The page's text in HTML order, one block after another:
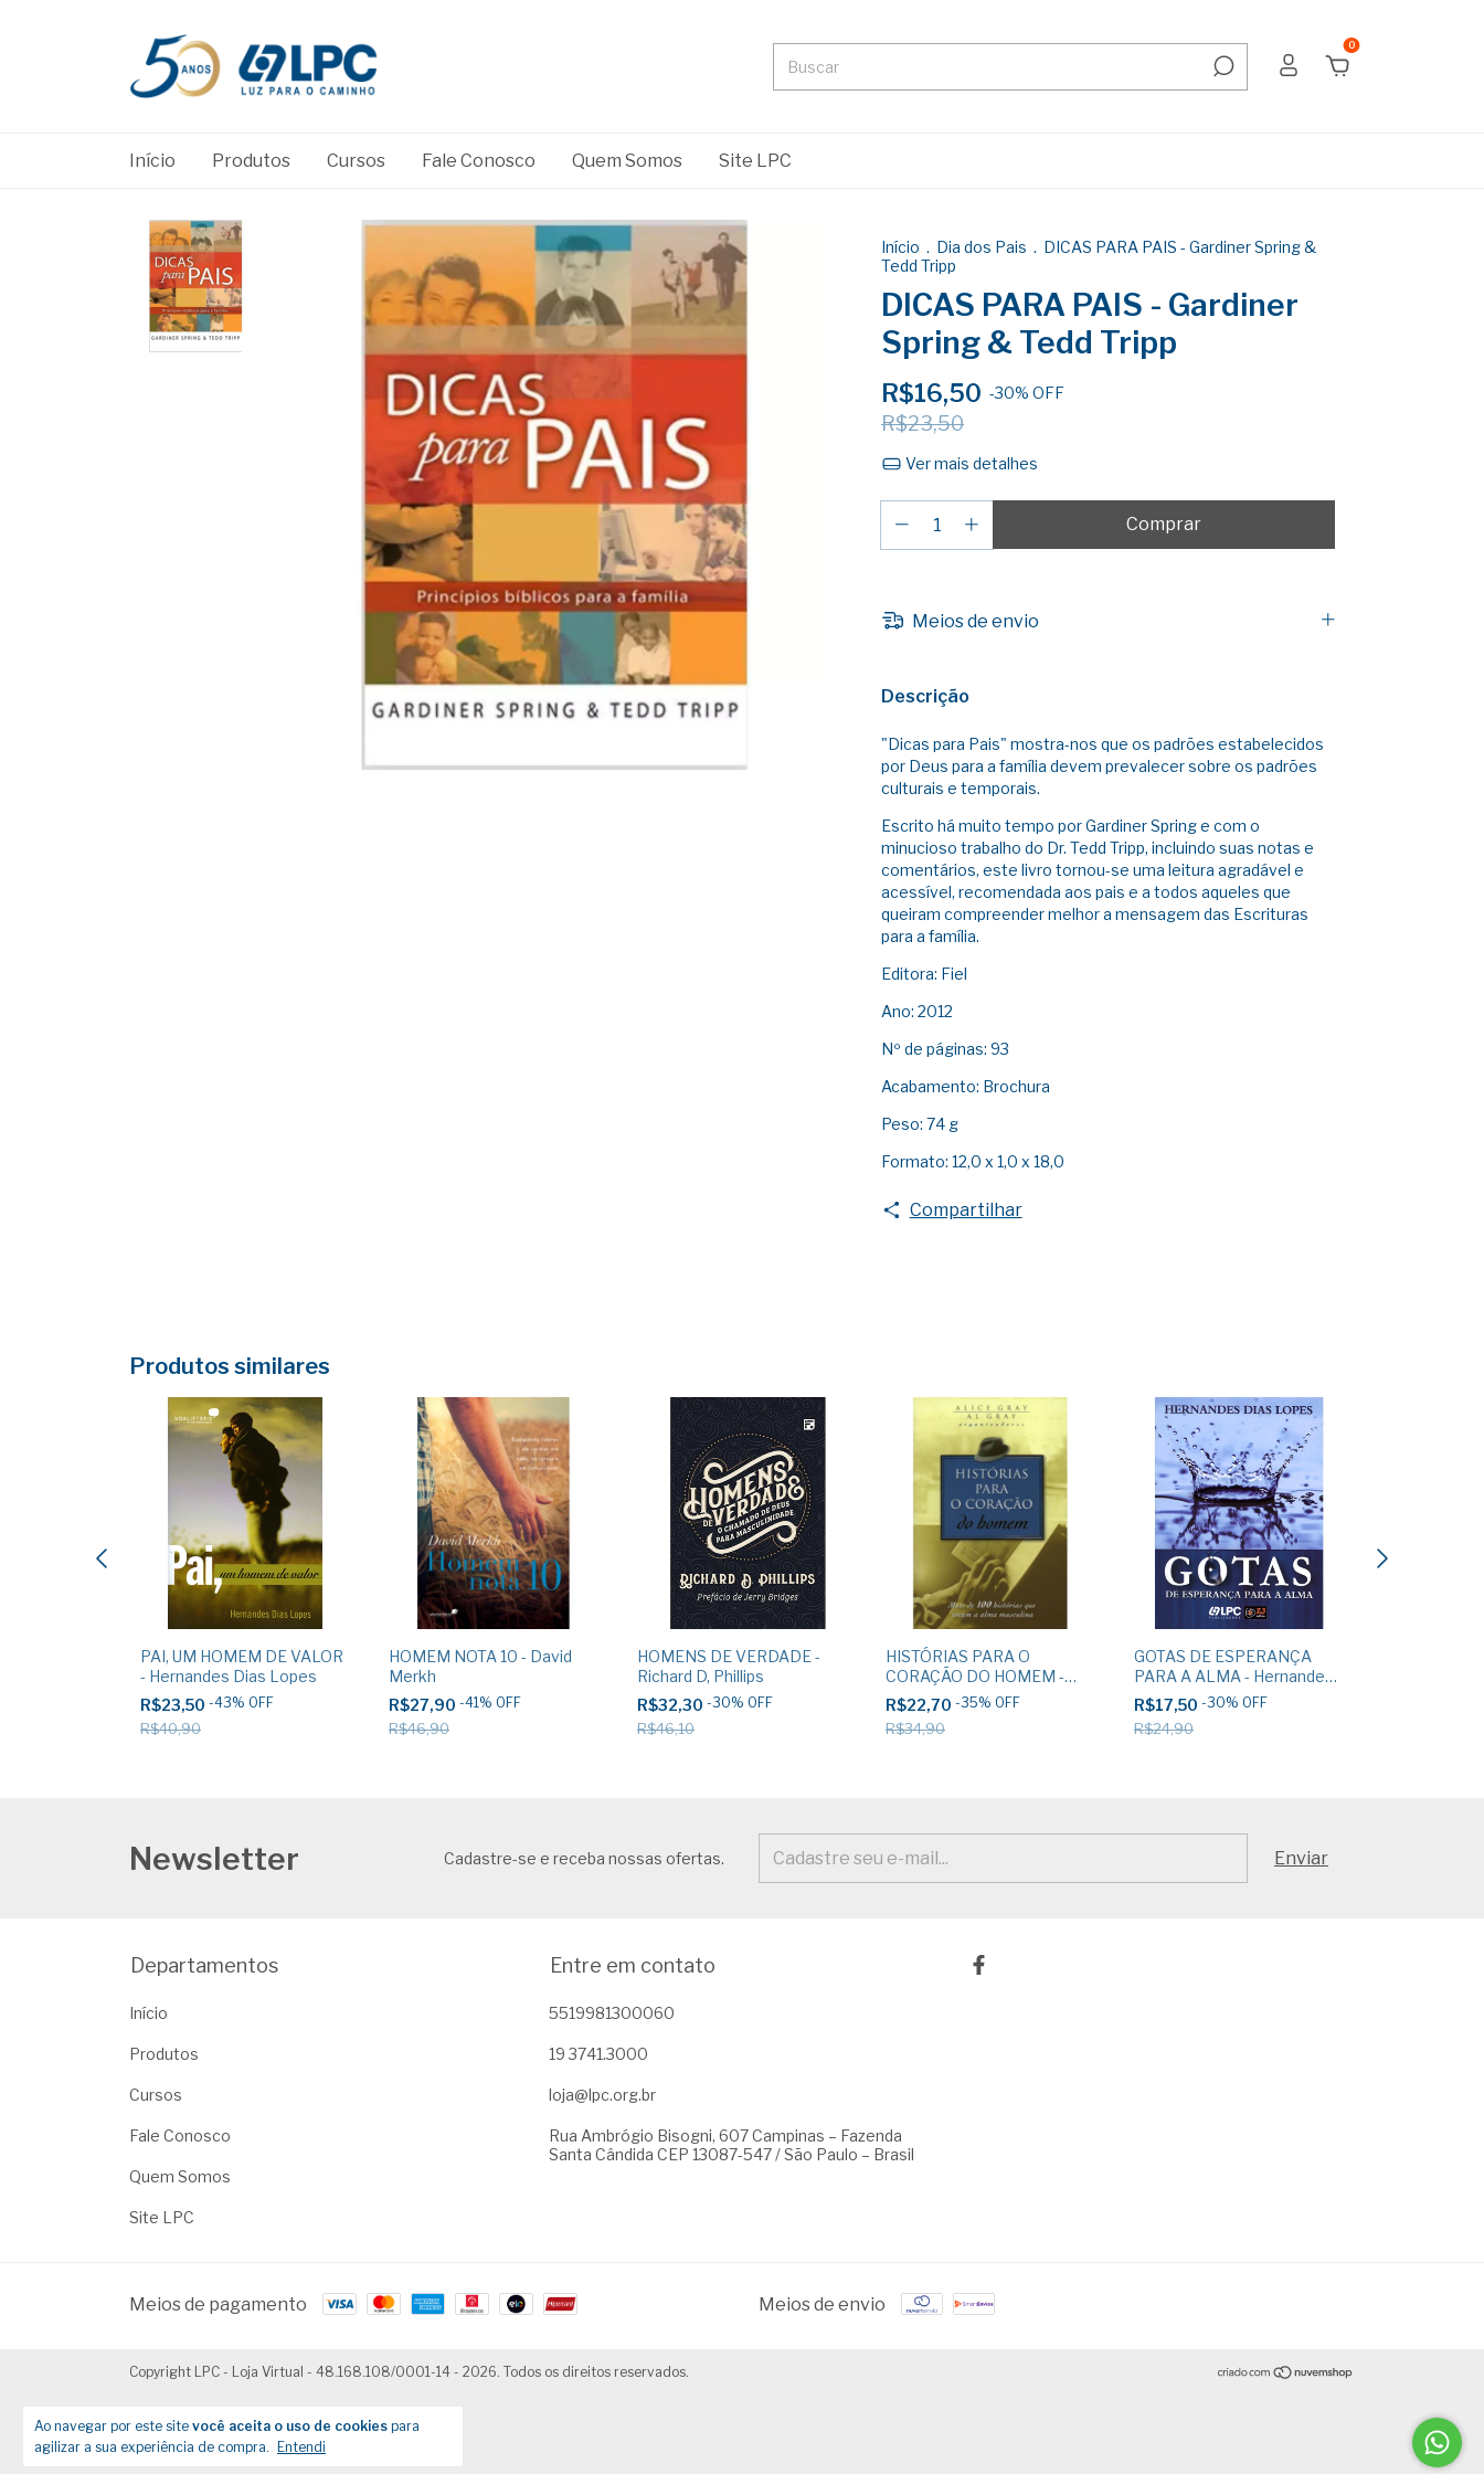
0
Início Produtos Cursos Fale Conosco Quem Somos Site LPC
Ao navegar por este site você aceita o uso de cookies para
agilizar a sua experiência de compra.
Entendi
Início . Dia dos Pais . DICAS PARA PAIS - Gardiner Spring &
Tedd Tripp
DICAS PARA PAIS - Gardiner
Spring & Tedd Tripp
R$16,50 -30% OFF
R$23,50
Ver mais detalhes
Meios de envio
Descrição
"Dicas para Pais" mostra-nos que os padrões estabelecidos
por Deus para a família devem prevalecer sobre os padrões
culturais e temporais.
Escrito há muito tempo por Gardiner Spring e com o
minucioso trabalho do Dr. Tedd Tripp, incluindo suas notas e
comentários, este livro tornou-se uma leitura agradável e
acessível, recomendada aos pais e a todos aqueles que
queiram compreender melhor a mensagem das Escrituras
para a família.
Editora: Fiel
Ano: 2012
Nº de páginas: 93
Acabamento: Brochura
Peso: 74 g
Formato: 12,0 x 1,0 x 18,0
Compartilhar
Produtos similares
PAI, UM HOMEM DE VALOR
- Hernandes Dias Lopes
R$23,50 -43% OFF
R$40,90
HOMEM NOTA 10 - David
Merkh
R$27,90 -41% OFF
R$46,90
HOMENS DE VERDADE -
Richard D, Phillips
R$32,30 -30% OFF
R$46,10
HISTÓRIAS PARA O
CORAÇÃO DO HOMEM -
Alice e Al Gray
R$22,70 -35% OFF
R$34,90
GOTAS DE ESPERANÇA
PARA A ALMA - Hernandes
Dias Lopes
R$17,50 -30% OFF
R$24,90
Newsletter Cadastre-se e receba nossas ofertas.
Departamentos
Início
Produtos
Cursos
Fale Conosco
Quem Somos
Site LPC
Entre em contato
5519981300060
19 3741.3000
loja@lpc.org.br
Rua Ambrógio Bisogni, 607 Campinas – Fazenda
Santa Cândida CEP 13087-547 / São Paulo – Brasil
Meios de pagamento Meios de envio
Copyright LPC - Loja Virtual - 48.168.108/0001-14 - 2026. Todos os direitos reservados.